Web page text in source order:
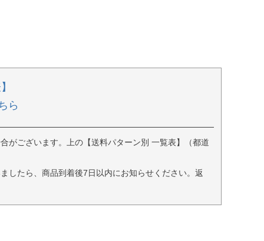
ら
がございます。上の【送料パターン別 一覧表】（都道
したら、商品到着後7日以内にお知らせください。返